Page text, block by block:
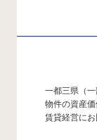
一都三県（
物件の資産
賃貸経営に